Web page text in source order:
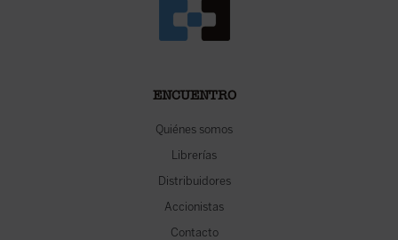
ENCUENTRO
Quiénes somos
Librerías
Distribuidores
Accionistas
Contacto